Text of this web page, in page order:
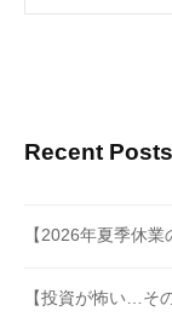
Recent Posts
【2026年夏季休業
【投資が怖い…そ